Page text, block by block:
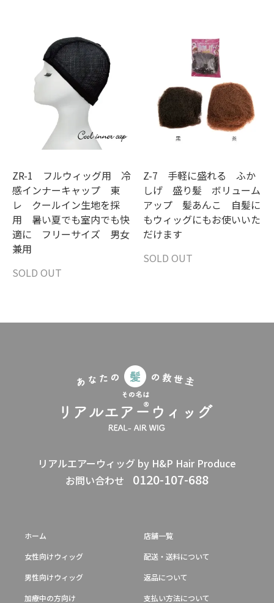
ZR-1 フルウィッグ用 冷
感インナーキャップ 東
レ クールイン生地を採
用 暑い夏でも室内でも快
適に フリーサイズ 男女
兼用
SOLD OUT
Z-7 手軽に盛れる ふか
しげ 盛り髪 ボリューム
アップ 髪あんこ 自髪に
もウィッグにもお使いいた
だけます
SOLD OUT
リアルエアーウィッグ by H&P Hair Produce
お問い合わせ
0120-107-688
ホーム
女性向けウィッグ
男性向けウィッグ
加療中の方向け
店舗一覧
配送・送料について
返品について
支払い方法について